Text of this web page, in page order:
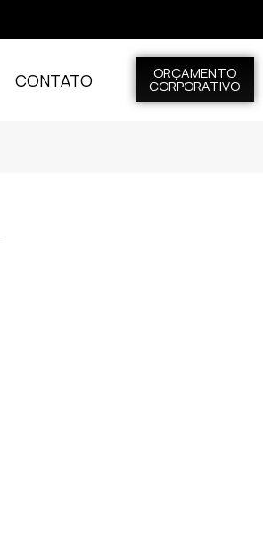
CONTATO ORÇAMENTO
CORPORATIVO